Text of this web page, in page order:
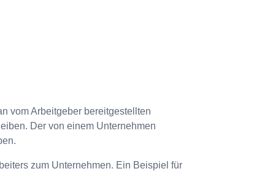
vom Arbeitgeber bereitgestellten
Der von einem Unternehmen
zum Unternehmen. Ein Beispiel für